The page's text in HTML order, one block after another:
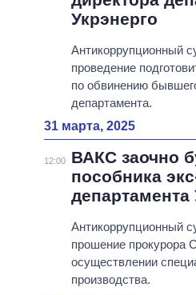
Укрэнерго
Антикоррупционный
проведение
по обвинению
департамента.
31 марта, 2025
12:00
ВАКС заочно
пособника
департамента
Антикоррупционный
прошение прокурора
осуществлении
производства.